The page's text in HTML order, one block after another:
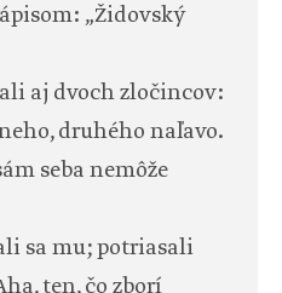
„Židovský
aj dvoch zločincov:
druhého naľavo.
seba nemôže
sa mu; potriasali